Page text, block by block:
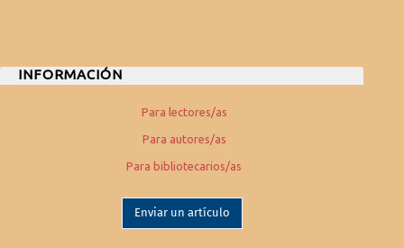
INFORMACIÓN
Para lectores/as
Para autores/as
Para bibliotecarios/as
Enviar un artículo